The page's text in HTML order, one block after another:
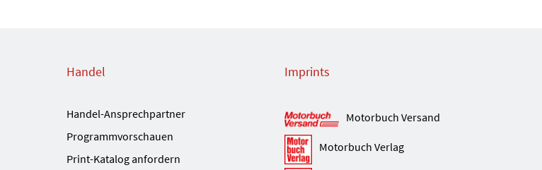
Handel
Handel-Ansprechpartner
Programmvorschauen
Print-Katalog anfordern
Imprints
Motorbuch Versand
Motorbuch Verlag